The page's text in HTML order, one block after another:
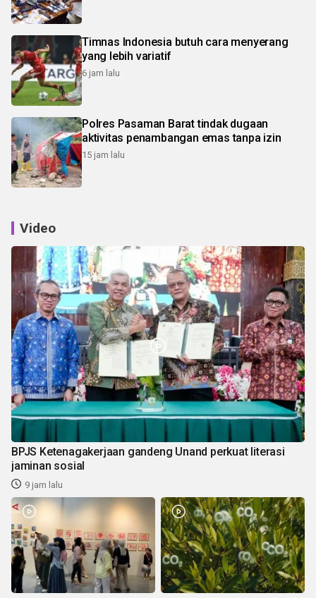
Timnas Indonesia butuh cara menyerang
yang lebih variatif
6 jam lalu
Polres Pasaman Barat tindak dugaan
aktivitas penambangan emas tanpa izin
15 jam lalu
Video
BPJS Ketenagakerjaan gandeng Unand perkuat literasi
jaminan sosial
9 jam lalu